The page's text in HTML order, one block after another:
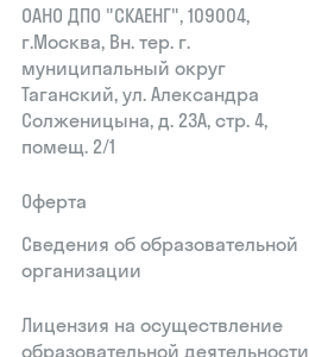
ОАНО ДПО "СКАЕНГ", 109004,
г.Москва, Вн. тер. г.
муниципальный округ
Таганский, ул. Александра
Солженицына, д. 23А, стр. 4,
помещ. 2/1
Оферта
Сведения об образовательной
организации
Лицензия на осуществление
образовательной деятельности